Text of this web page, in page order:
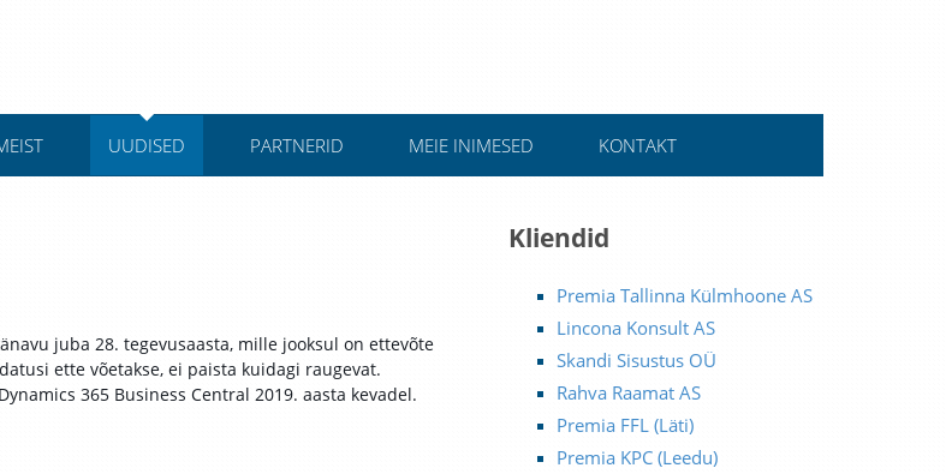
UUDISED PARTNERID MEIE INIMESED KONTAKT
juba 28. tegevusaasta, mille jooksul on ettevõte
ette võetakse, ei paista kuidagi raugevat.
365 Business Central 2019. aasta kevadel.
Kliendid
Premia Tallinna Külmhoone AS
Lincona Konsult AS
Skandi Sisustus OÜ
Rahva Raamat AS
Premia FFL (Läti)
Premia KPC (Leedu)